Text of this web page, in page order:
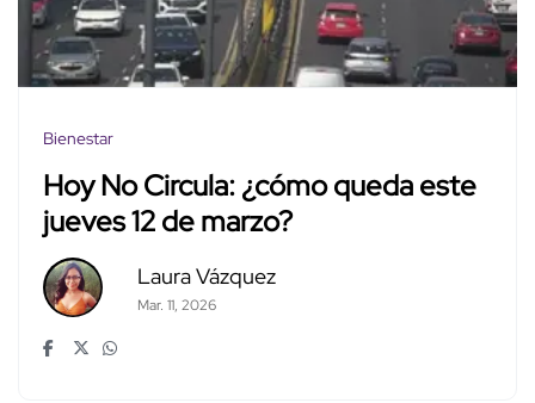
Bienestar
Hoy No Circula: ¿cómo queda este
jueves 12 de marzo?
Laura Vázquez
Mar. 11, 2026